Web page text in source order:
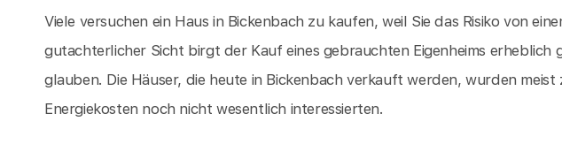
Viele versuchen ein Haus in Bickenbach zu kaufen, weil Sie das Risiko von
gutachterlicher Sicht birgt der Kauf eines gebrauchten Eigenheims erheblich
glauben. Die Häuser, die heute in Bickenbach verkauft werden, wurden
Energiekosten noch nicht wesentlich interessierten.